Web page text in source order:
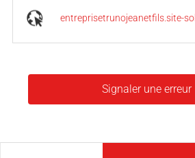
entreprisetrunojeanetfils.site-
Signaler une erreur